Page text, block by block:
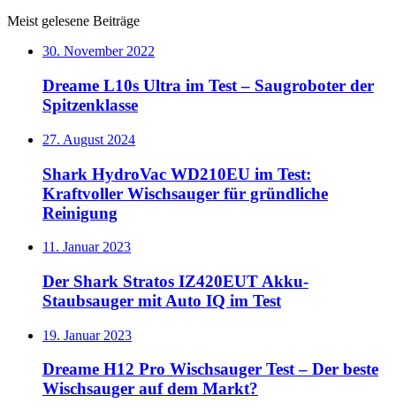
Meist gelesene Beiträge
30. November 2022
Dreame L10s Ultra im Test – Saugroboter der
Spitzenklasse
27. August 2024
Shark HydroVac WD210EU im Test:
Kraftvoller Wischsauger für gründliche
Reinigung
11. Januar 2023
Der Shark Stratos IZ420EUT Akku-
Staubsauger mit Auto IQ im Test
19. Januar 2023
Dreame H12 Pro Wischsauger Test – Der beste
Wischsauger auf dem Markt?